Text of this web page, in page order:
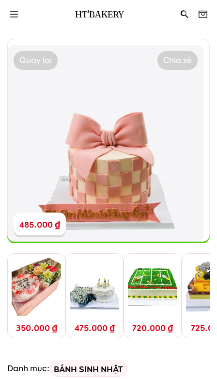
485.000₫
Quay lại Chia sẻ
350.000₫ 475.000₫ 720.000₫
Danh mục: BÁNH SINH NHẬT
HT'BAKERY